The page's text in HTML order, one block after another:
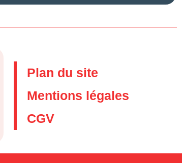
Plan du site
Mentions légales
CGV